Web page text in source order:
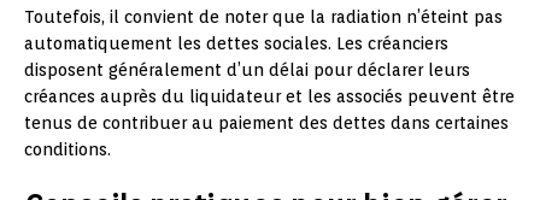
Toutefois, il convient de noter que la radiation n’éteint pas
automatiquement les dettes sociales. Les créanciers
disposent généralement d’un délai pour déclarer leurs
créances auprès du liquidateur et les associés peuvent être
tenus de contribuer au paiement des dettes dans certaines
conditions.